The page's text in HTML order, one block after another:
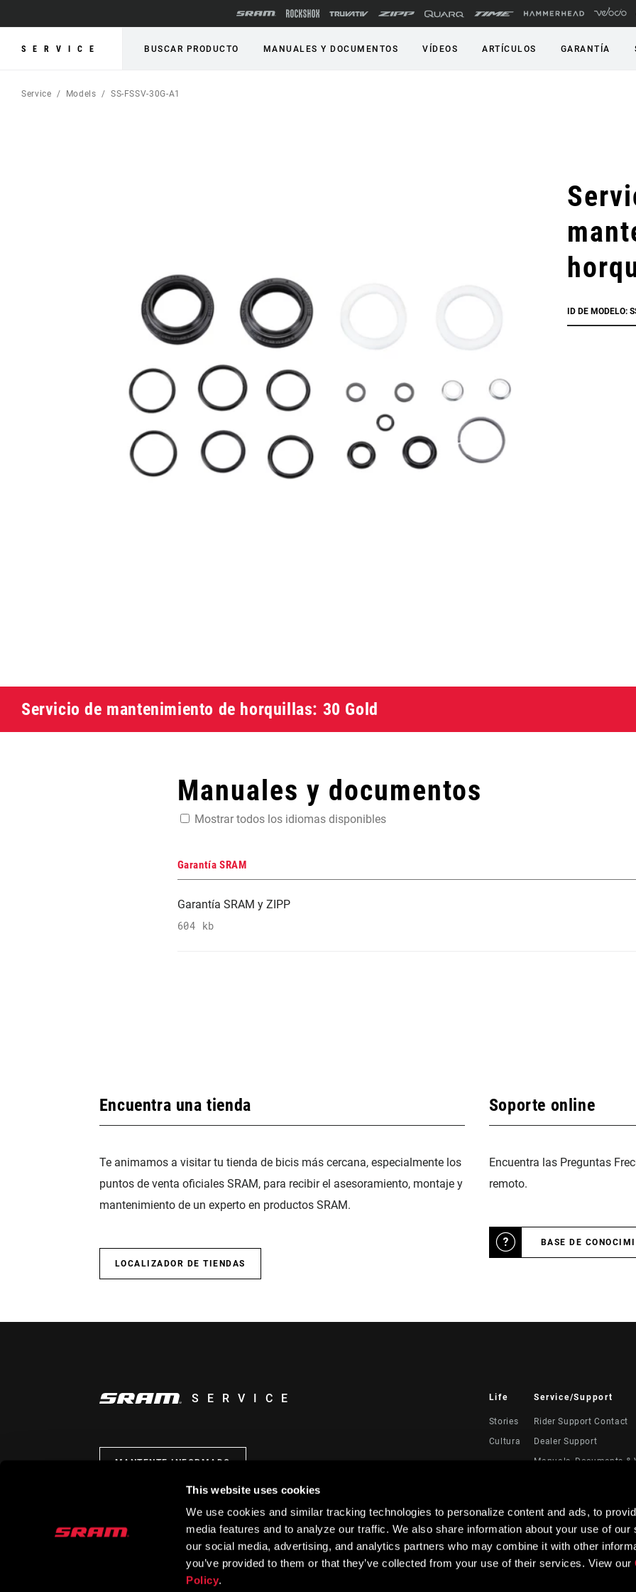
This website uses cookies
We use cookies and similar tracking technologies to personalize content and ads, to
media features and to analyze our traffic. We also share information about your use of our
our social media, advertising, and analytics partners who may combine it with other
you’ve provided to them or that they’ve collected from your use of their services. View our
Policy.
SERVICE BUSCAR PRODUCTO MANUALES Y DOCUMENTOS VÍDEOS ARTÍCULOS GARANTÍA
Service Models SS-FSSV-30G-A1
ID DE MODELO:
Servicio de mantenimiento de horquillas: 30 Gold
Manuales y documentos
Mostrar todos los idiomas disponibles
Garantía SRAM
Garantía SRAM y ZIPP
604 kb
Encuentra una tienda
Te animamos a visitar tu tienda de bicis más cercana, especialmente los
puntos de venta oficiales SRAM, para recibir el asesoramiento, montaje y
mantenimiento de un experto en productos SRAM.
LOCALIZADOR DE TIENDAS
Soporte online
Encuentra las Preguntas
remoto.
BASE DE
SERVICE
MANTENTE INFORMADO
Life
Stories
Cultura
Service/Support
Rider Support Contact
Dealer Support
Manuals, Documents &
Registración del
Service Direct